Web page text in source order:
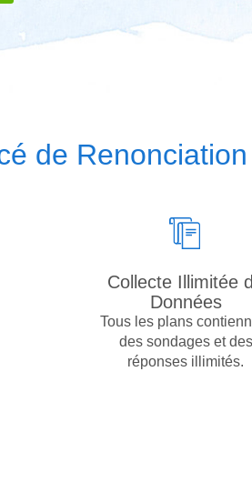
de
Collecte Illimitée
Données
Tous les plans
des sondages et des
réponses illimités.